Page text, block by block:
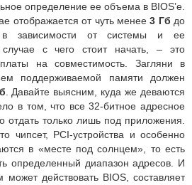
определение ее объема в BIOS’е.
отображается от чуть менее3 Гб до
зависимости от системы и ее
с чего стоит начать, – это
на совместимость. Загляни в
поддерживаемой памяти должен
. Давайте выясним, куда же деваются
в том, что все 32-битное адресное
отдать только лишь под приложения.
чипсет, PCI-устройства и особенно
в «месте под солнцем», то есть
определенный диапазон адресов. И
действовать BIOS, составляет